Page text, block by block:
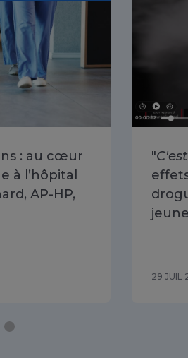
: au cœur
à l’hôpital
AP-HP,
"
29 JUIL